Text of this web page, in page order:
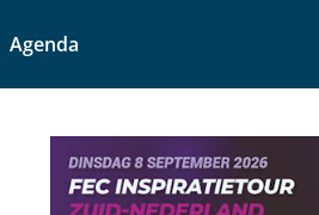
Agenda